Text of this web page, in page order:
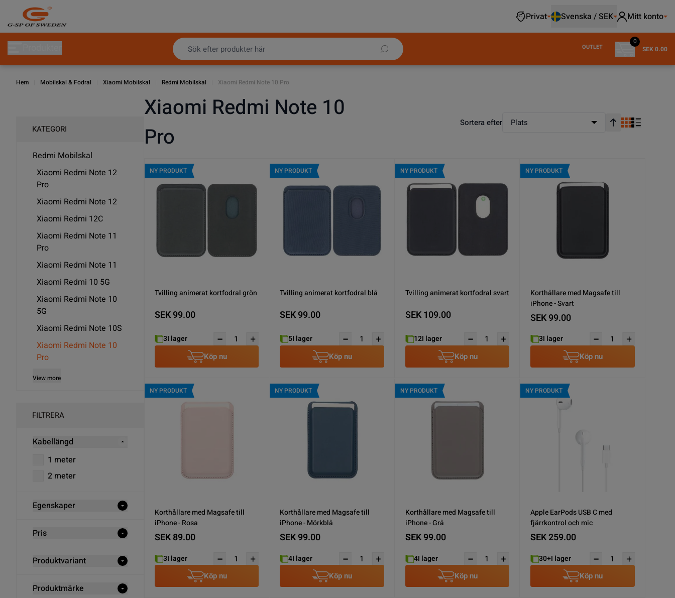
Hoppa till innehållet
Privat
Svenska / SEK Mitt konto
OUTLET
0
SEK 0.00
Hem Mobilskal & Fodral Xiaomi Mobilskal Redmi Mobilskal Xiaomi Redmi Note 10 Pro
KATEGORI
Redmi Mobilskal
Xiaomi Redmi Note 12
Pro
Xiaomi Redmi Note 12
Xiaomi Redmi 12C
Xiaomi Redmi Note 11
Pro
Xiaomi Redmi Note 11
Xiaomi Redmi 10 5G
Xiaomi Redmi Note 10
5G
Xiaomi Redmi Note 10S
Xiaomi Redmi Note 10
Pro
View more
FILTRERA
Kabellängd
1 meter
2 meter
Egenskaper
Pris
Produktvariant
Produktmärke
Xiaomi Redmi Note 10
Pro
Sortera efter Plats Stigande ordning
NY PRODUKT
Tvilling animerat kortfodral grön
SEK 99.00
3I lager
Köp nu
NY PRODUKT
Tvilling animerat kortfodral blå
SEK 99.00
5I lager
Köp nu
NY PRODUKT
Tvilling animerat kortfodral svart
SEK 109.00
12I lager
Köp nu
NY PRODUKT
Korthållare med Magsafe till
iPhone - Svart
SEK 99.00
3I lager
Köp nu
NY PRODUKT
Korthållare med Magsafe till
iPhone - Rosa
SEK 89.00
3I lager
Köp nu
NY PRODUKT
Korthållare med Magsafe till
iPhone - Mörkblå
SEK 99.00
4I lager
Köp nu
NY PRODUKT
Korthållare med Magsafe till
iPhone - Grå
SEK 99.00
4I lager
Köp nu
NY PRODUKT
Apple EarPods USB C med
fjärrkontrol och mic
SEK 259.00
30+I lager
Köp nu